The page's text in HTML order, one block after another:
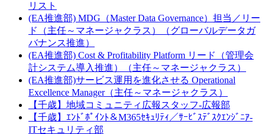
リスト
(EA推進部) MDG（Master Data Governance）担当／リー
ド（主任～マネージャクラス）（グローバルデータガ
バナンス推進）
(EA推進部) Cost & Profitability Platform リード（管理会
計システム導入推進）（主任～マネージャクラス）
(EA推進部)サービス運用を進化させる Operational
Excellence Manager（主任～マネージャクラス）
【千歳】地域コミュニティ広報スタッフ-広報部
【千歳】ｴﾝﾄﾞﾎﾟｲﾝﾄ＆M365ｾｷｭﾘﾃｨ／ｻｰﾋﾞｽﾃﾞｽｸｴﾝｼﾞﾆｱ-
ITセキュリティ部